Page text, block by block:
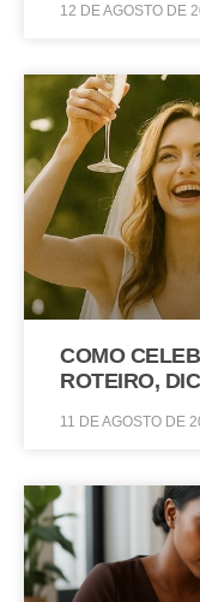
12 DE AGOSTO DE
COMO
ROTEIRO,
11 DE AGOSTO DE